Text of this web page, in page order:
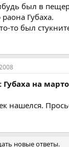
был в
Губаха.
то был
Губаха на
нашелся.
новые ответы.